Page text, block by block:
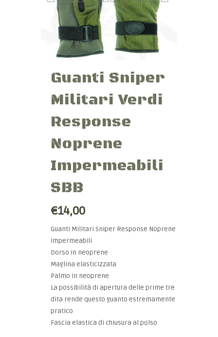
Guanti Sniper
Militari Verdi
Response
Noprene
Impermeabili
SBB
€14,00
Guanti Militari Sniper Response Noprene
Impermeabili
Dorso in neoprene
Maglina elasticizzata
Palmo in neoprene
La possibilità di apertura delle prime tre
dita rende questo guanto estremamente
pratico
Fascia elastica di chiusura al polso